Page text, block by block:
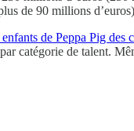
de 90 millions
de Peppa Pig des
catégorie de talent.